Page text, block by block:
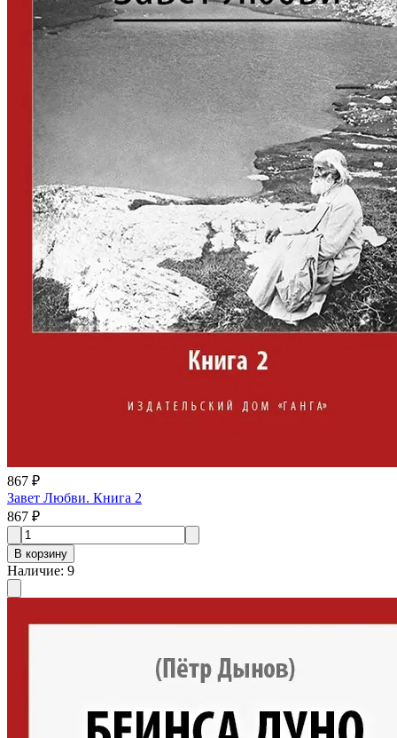
867 ₽
Завет Любви. Книга 2
867 ₽
В корзину
Наличие: 9